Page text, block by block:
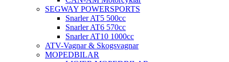
SEGWAY POWERSPORTS
Snarler AT5 500cc
Snarler AT6 570cc
Snarler AT10 1000cc
ATV-Vagnar & Skogsvagnar
MOPEDBILAR